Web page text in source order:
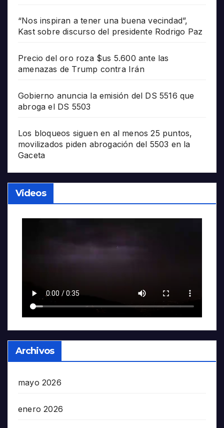
“Nos inspiran a tener una buena vecindad”,
Kast sobre discurso del presidente Rodrigo Paz
Precio del oro roza $us 5.600 ante las
amenazas de Trump contra Irán
Gobierno anuncia la emisión del DS 5516 que
abroga el DS 5503
Los bloqueos siguen en al menos 25 puntos,
movilizados piden abrogación del 5503 en la
Gaceta
Videos
Archivos
mayo 2026
enero 2026